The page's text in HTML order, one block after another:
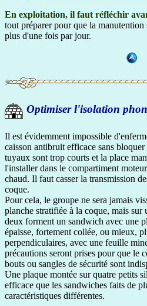
En exploitation, il faut réfléchir
tout préparer pour que la
plus d'une fois par jour.
Optimiser l'isolation
Il est évidemment impossible
caisson antibruit efficace sans
tuyaux sont trop courts et la place
l'installer dans le compartiment
chaud. Il faut casser la transmission
coque.
Pour cela, le groupe ne sera jamais
planche stratifiée à la coque, mais
deux forment un sandwich avec une
épaisse, fortement collée, ou mieux,
perpendiculaires, avec une feuille
précautions seront prises pour que le
bouts ou sangles de sécurité sont
Une plaque montée sur quatre petits
efficace que les sandwiches faits de
caractéristiques différentes.